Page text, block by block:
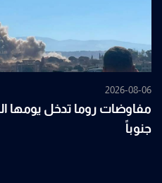
2026-08-06
مفاوضات روما تدخل يومها
جنوباً